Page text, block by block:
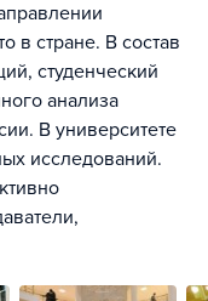
в стране. В состав
студенческий
анализа
В университете
исследований.